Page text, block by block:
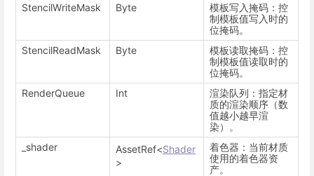
StencilWriteMask
Byte
模板写入掩码：控
制模板值写入时的
位掩码。
StencilReadMask
Byte
模板读取掩码：控
制模板值读取时的
位掩码。
RenderQueue
Int
渲染队列：指定材
质的渲染顺序（数
值越小越早渲
染）。
_shader
AssetRef<Shader
>
着色器：当前材质
使用的着色器资
产。